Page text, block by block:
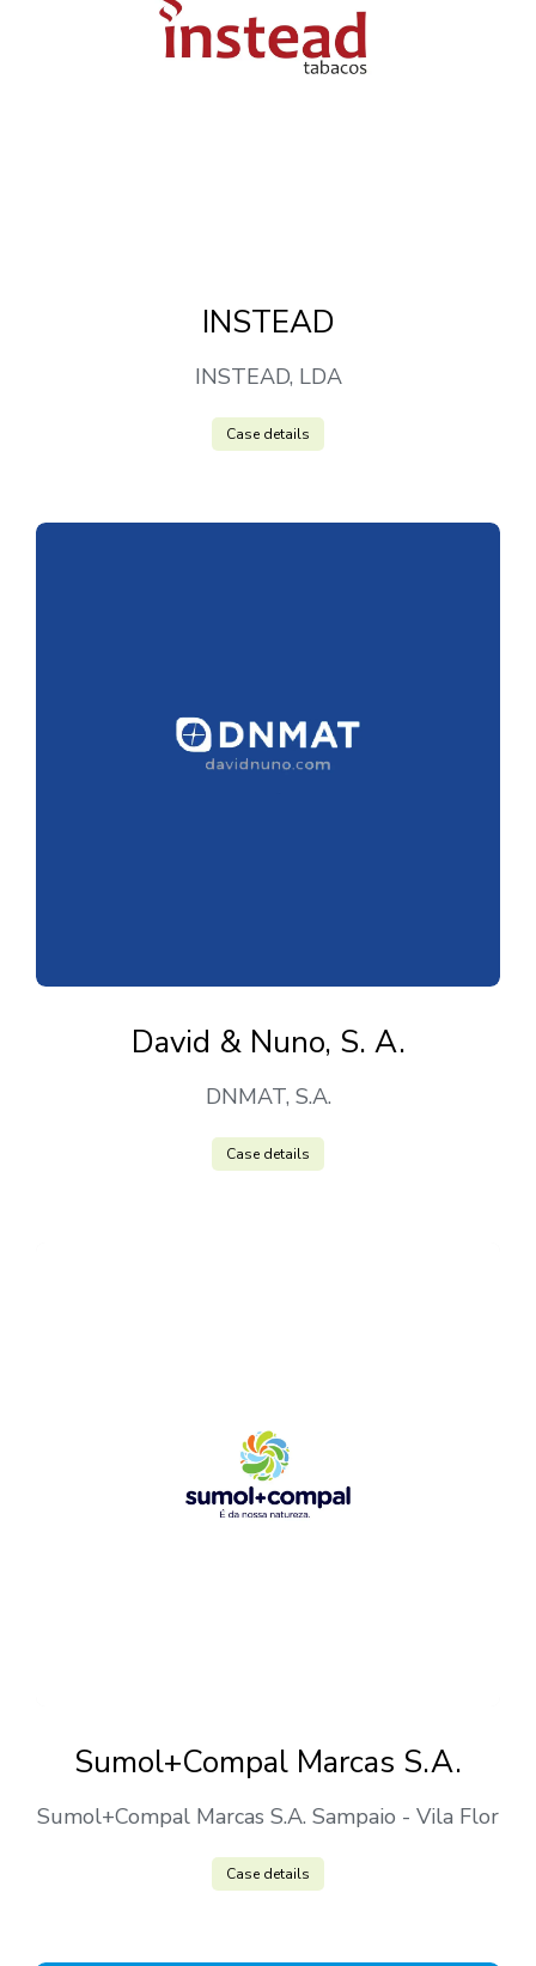
INSTEAD
INSTEAD, LDA
Case details
David & Nuno, S. A.
DNMAT, S.A.
Case details
Sumol+Compal Marcas S.A.
Sumol+Compal Marcas S.A. Sampaio - Vila Flor
Case details